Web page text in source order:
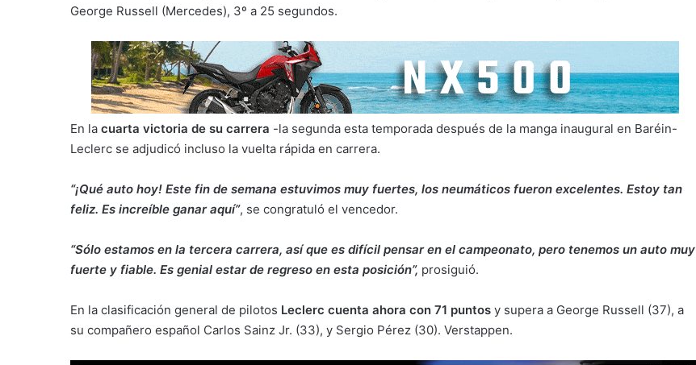
George Russell (Mercedes), 3º a 25 segundos.
En la cuarta victoria de su carrera -la segunda esta temporada después de la manga inaugural en Baréin-
Leclerc se adjudicó incluso la vuelta rápida en carrera.
“¡Qué auto hoy! Este fin de semana estuvimos muy fuertes, los neumáticos fueron excelentes. Estoy tan
feliz. Es increíble ganar aquí”, se congratuló el vencedor.
“Sólo estamos en la tercera carrera, así que es difícil pensar en el campeonato, pero tenemos un auto muy
fuerte y fiable. Es genial estar de regreso en esta posición”, prosiguió.
En la clasificación general de pilotos Leclerc cuenta ahora con 71 puntos y supera a George Russell (37), a
su compañero español Carlos Sainz Jr. (33), y Sergio Pérez (30). Verstappen.